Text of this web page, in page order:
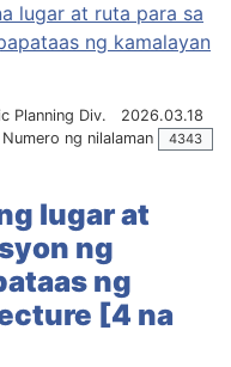
lugar at ruta para sa
ng kamalayan
Planning Div.
2026.03.18
Numero ng nilalaman
4343
lugar at
ng
ng
[4 na